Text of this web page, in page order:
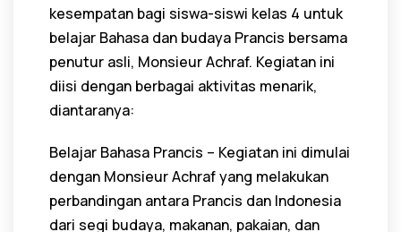
kesempatan bagi siswa-siswi kelas 4 untuk
belajar Bahasa dan budaya Prancis bersama
penutur asli, Monsieur Achraf. Kegiatan ini
diisi dengan berbagai aktivitas menarik,
diantaranya:
Belajar Bahasa Prancis – Kegiatan ini dimulai
dengan Monsieur Achraf yang melakukan
perbandingan antara Prancis dan Indonesia
dari segi budaya, makanan, pakaian, dan